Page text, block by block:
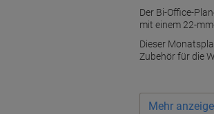
Der Bi-Office-
mit einem 22-
Dieser
Zubehör für die
Wird oft
Mehr